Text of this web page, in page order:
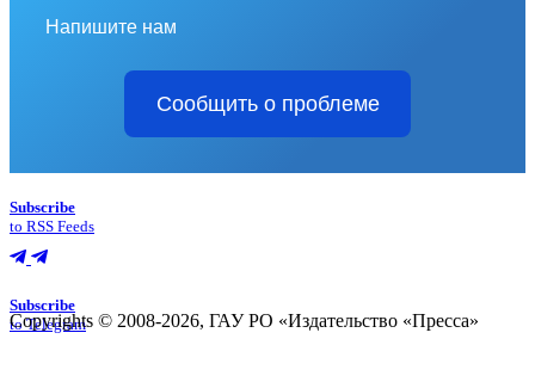
Напишите нам
Сообщить о проблеме
Subscribe
to RSS Feeds
Subscribe
to Telegram
Copyrights © 2008-2026, ГАУ РО «Издательство «Пресса»